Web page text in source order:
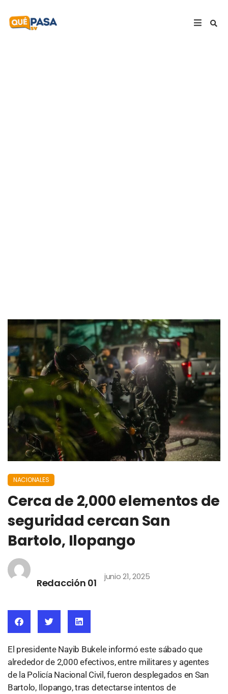
NACIONALES
Cerca de 2,000 elementos de
seguridad cercan San
Bartolo, Ilopango
Redacción 01
junio 21, 2025
El presidente Nayib Bukele informó este sábado que
alrededor de 2,000 efectivos, entre militares y agentes
de la Policía Nacional Civil, fueron desplegados en San
Bartolo, Ilopango, tras detectarse intentos de